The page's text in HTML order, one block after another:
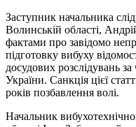
Заступник начальника
Волинській області,
фактами про завідомо
підготовку вибуху
досудових розслідувань
України. Санкція цієї
років позбавлення волі.
Начальник